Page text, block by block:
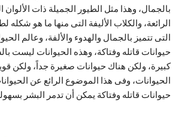
بالجمال، وهذا مثل الطيور الجميلة ذات الألوان
الرائعة، والكلاب الأليفة التى منها ما هو
التى تتميز بالجمال والهدوء والألفة، وعالم
حيوانات قاتله وفتاكة، وهذه الحيوانات ليست
كبيرة، ولكن هناك حيوانات صغيرة جداً، ولكن
الحيوانات، وفى هذا الموضوع الرائع عن
حيوانات قاتله وفتاكة يمكن أن تدمر البشر